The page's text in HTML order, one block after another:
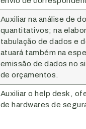
Auxiliar na análise de
quantitativos; na
tabulação de dados e
atuará também na
emissão de dados no
de orçamentos.
Auxiliar o help desk,
de hardwares de